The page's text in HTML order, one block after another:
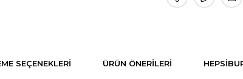
SEÇENEKLERI ÜRÜN ÖNERILERI